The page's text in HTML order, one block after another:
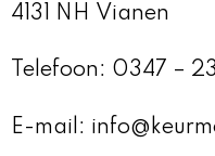
4131 NH Vianen
Telefoon: 0347 –
E-mail: